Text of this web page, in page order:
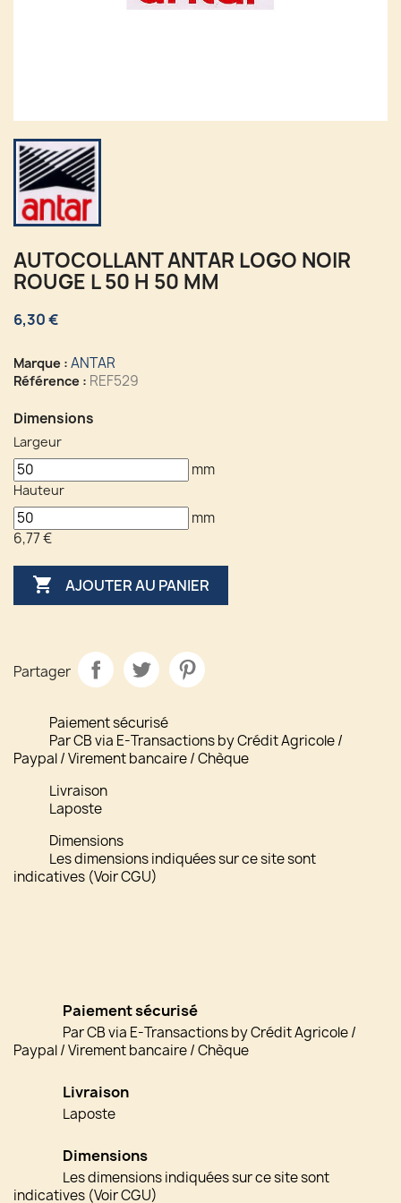
AUTOCOLLANT ANTAR LOGO NOIR
ROUGE L 50 H 50 MM
6,30 €
Marque : ANTAR
Référence : REF529
Dimensions
Largeur
mm
Hauteur
mm
6,77 €
 AJOUTER AU PANIER
Partager
Paiement sécurisé
Par CB via E-Transactions by Crédit Agricole /
Paypal / Virement bancaire / Chèque
Livraison
Laposte
Dimensions
Les dimensions indiquées sur ce site sont
indicatives (Voir CGU)
Paiement sécurisé
Par CB via E-Transactions by Crédit Agricole /
Paypal / Virement bancaire / Chèque
Livraison
Laposte
Dimensions
Les dimensions indiquées sur ce site sont
indicatives (Voir CGU)